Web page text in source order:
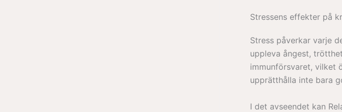
Stressens effekter på
Stress påverkar varje
uppleva ångest,
immunförsvaret, vilket
upprätthålla inte bara
I det avseendet kan